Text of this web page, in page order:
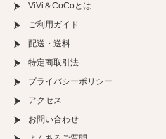
ViVi＆CoCoとは
ご利用ガイド
配送・送料
特定商取引法
プライバシーポリシー
アクセス
お問い合わせ